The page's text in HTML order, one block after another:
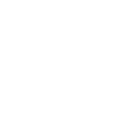
mafia de origen
operación, que ha sido
detención de cinco
estupefacientes y para